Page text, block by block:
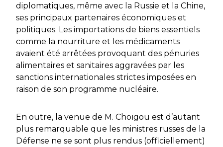
diplomatiques, même avec la Russie et la Chine,
ses principaux partenaires économiques et
politiques. Les importations de biens essentiels
comme la nourriture et les médicaments
avaient été arrêtées provoquant des pénuries
alimentaires et sanitaires aggravées par les
sanctions internationales strictes imposées en
raison de son programme nucléaire.
En outre, la venue de M. Choïgou est d’autant
plus remarquable que les ministres russes de la
Défense ne se sont plus rendus (officiellement)